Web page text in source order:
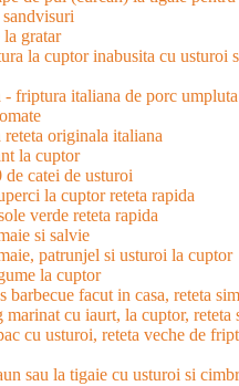
gratar
la cuptor inabusita cu usturoi
- friptura italiana de porc
reteta originala italiana
la cuptor
de catei de usturoi
la cuptor reteta rapida
verde reteta rapida
si salvie
patrunjel si usturoi la cuptor
la cuptor
barbecue facut in casa, reteta
marinat cu iaurt, la cuptor, reteta
cu usturoi, reteta veche de
sau la tigaie cu usturoi si